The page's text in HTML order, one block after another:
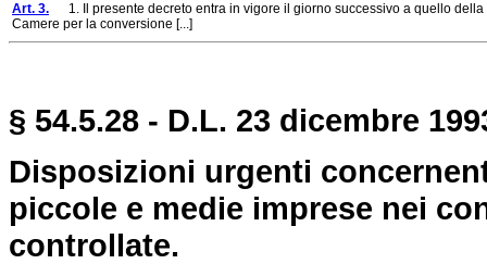
Art. 3. 1. Il presente decreto entra in vigore il giorno successivo a quello
Camere per la conversione [...]
§ 54.5.28 - D.L. 23 dicembre
Disposizioni urgenti
piccole e medie imprese nei
controllate.